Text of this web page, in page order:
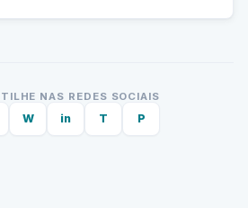
NAS REDES SOCIAIS
W in T P